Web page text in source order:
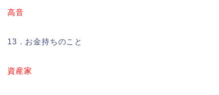
高音
13．お金持ちのこと
資産家